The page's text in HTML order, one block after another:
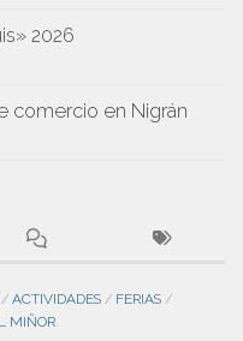
2026
comercio en Nigrán
/ ACTIVIDADES / FERIAS /
MIÑOR